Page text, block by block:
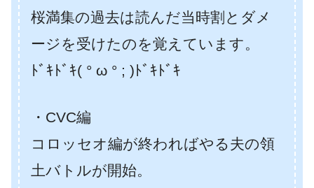
桜満集の過去は読んだ当時割とダメ
ージを受けたのを覚えています。
ﾄﾞｷﾄﾞｷ( ° ω ° ; )ﾄﾞｷﾄﾞｷ
・CVC編
コロッセオ編が終わればやる夫の領
土バトルが開始。